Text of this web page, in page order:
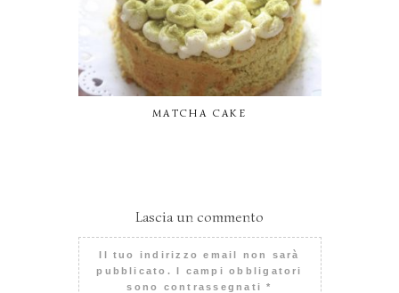
MATCHA CAKE
Lascia un commento
Il tuo indirizzo email non sarà
pubblicato. I campi obbligatori
sono contrassegnati*